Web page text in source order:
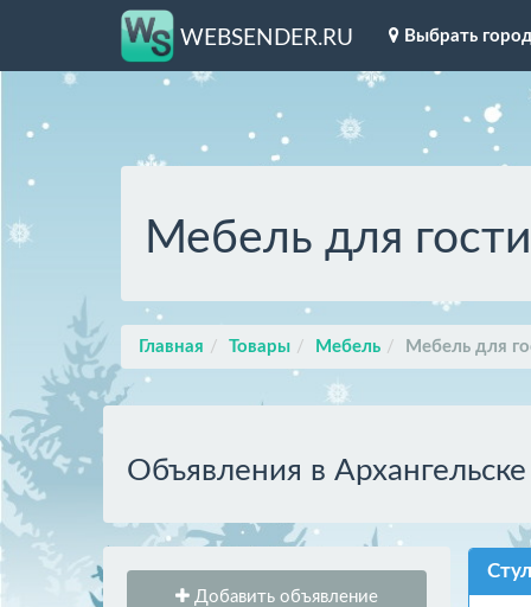
WEBSENDER.RU Выбрать
Мебель для
Главная Товары Мебель Мебель для
Объявления в Архангельске
Добавить объявление